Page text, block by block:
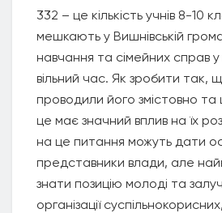
332 – це кількість учнів 8-10
мешкають у Вишнівській
навчання та сімейних справ у
вільний час. Як зробити так,
проводили його змістовно та
це має значний вплив на їх
на це питання можуть дати
представники влади, але
знати позицію молоді та
організації суспільнокорисних,